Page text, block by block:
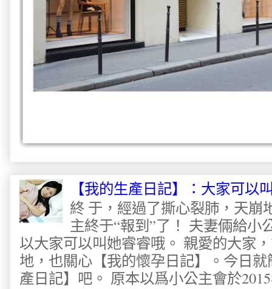
【我的生產日記】：大家可以
終 于，經過了撕心裂肺，天崩
主終于“報到”了！ 夫妻倆給小
以大家可以叫她睿睿哦。 親愛的大家
地，也關心【我的懷孕日記】。今日
產日記】吧。 原本以爲小公主會於